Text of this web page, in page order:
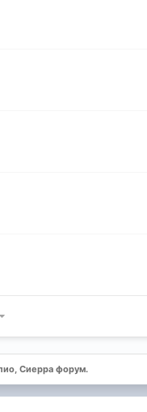
Сиерра форум.